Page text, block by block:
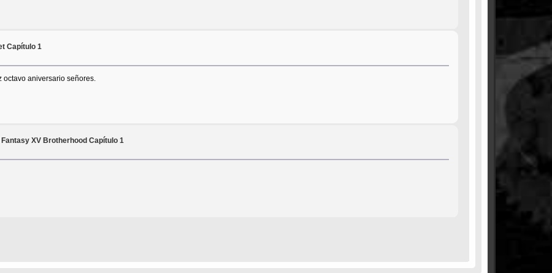
Capítulo 1
aniversario señores.
Fantasy XV Brotherhood Capítulo 1